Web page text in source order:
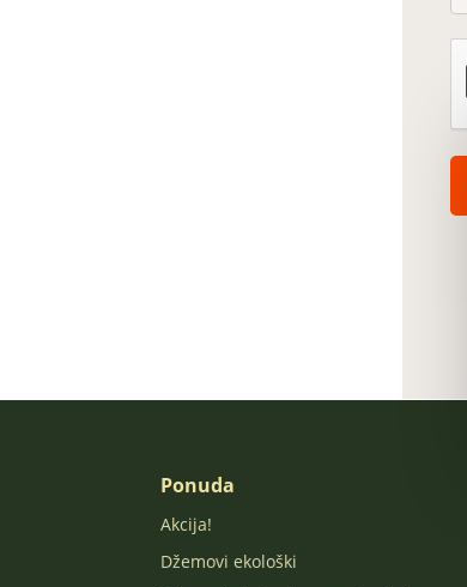
Ponuda
Akcija!
Džemovi ekološki